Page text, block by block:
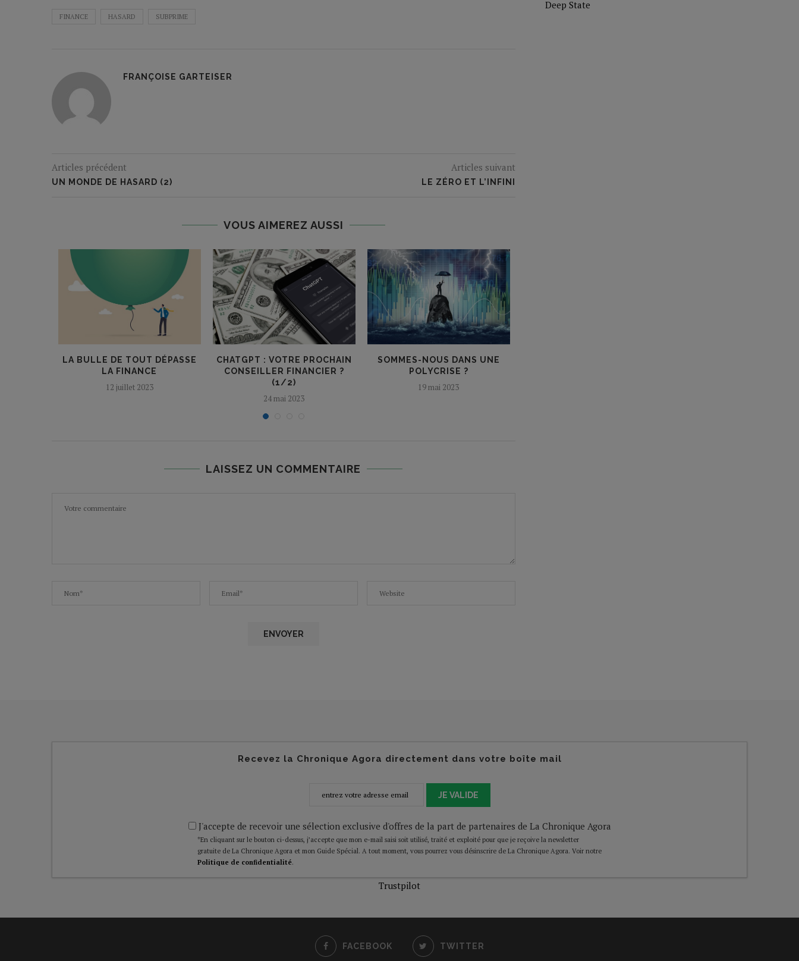
FINANCE HASARD SUBPRIME
FRANÇOISE GARTEISER
Articles précédent
UN MONDE DE HASARD (2)
Articles suivant
LE ZÉRO ET L’INFINI
VOUS AIMEREZ AUSSI
LA BULLE DE TOUT DÉPASSE
LA FINANCE
12 juillet 2023
CHATGPT : VOTRE PROCHAIN
CONSEILLER FINANCIER ?
(1/2)
24 mai 2023
SOMMES-NOUS DANS UNE
POLYCRISE ?
19 mai 2023
LAISSEZ UN COMMENTAIRE
Deep State
Recevez la Chronique Agora directement dans votre boîte mail
JE VALIDE
J'accepte de recevoir une sélection exclusive d'offres de la part de partenaires de La Chronique Agora
*En cliquant sur le bouton ci-dessus, j’accepte que mon e-mail saisi soit utilisé, traité et exploité pour que je reçoive la newsletter
gratuite de La Chronique Agora et mon Guide Spécial. A tout moment, vous pourrez vous désinscrire de La Chronique Agora. Voir notre
Politique de confidentialité.
Trustpilot
FACEBOOK TWITTER